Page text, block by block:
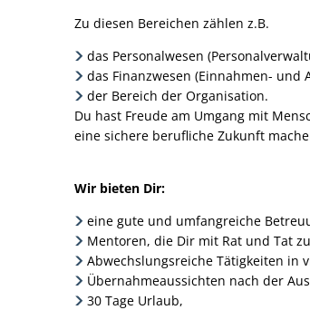
Zu diesen Bereichen zählen z.B.
das Personalwesen
das Finanzwesen (Einnahmen-
der Bereich der Organisation.
Du hast Freude am Umgang mit
eine sichere berufliche Zukunft
Wir bieten Dir:
eine gute und umfangreiche
Mentoren, die Dir mit Rat und Tat
Abwechslungsreiche Tätigkeiten in
Übernahmeaussichten nach der
30 Tage Urlaub,